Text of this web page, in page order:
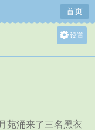
首页
设置
涌来了三名黑衣